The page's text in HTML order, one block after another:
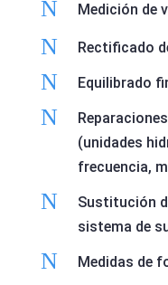
N Medición de
N Rectificado
N Equilibrado
N
(unidades
frecuencia,
N
Sustitución
sistema de
N Medidas de